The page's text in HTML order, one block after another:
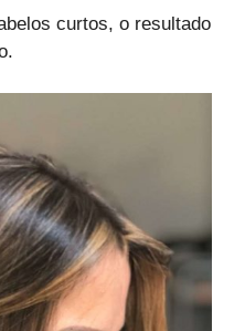
curtos, o resultado